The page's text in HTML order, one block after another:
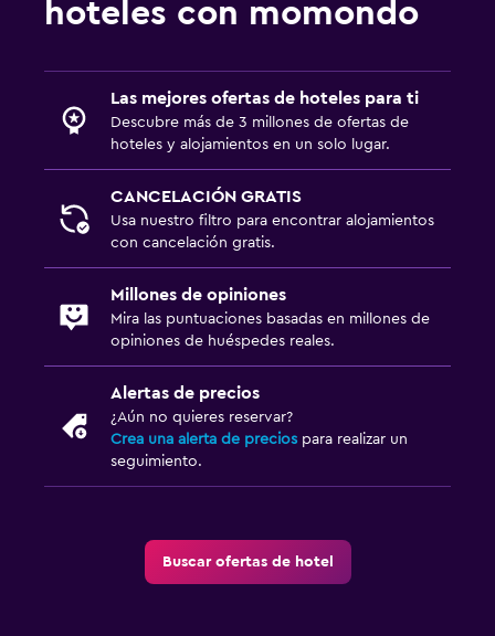
hoteles con momondo
Las mejores ofertas de hoteles para ti
Descubre más de 3 millones de ofertas de
hoteles y alojamientos en un solo lugar.
CANCELACIÓN GRATIS
Usa nuestro filtro para encontrar alojamientos
con cancelación gratis.
Millones de opiniones
Mira las puntuaciones basadas en millones de
opiniones de huéspedes reales.
Alertas de precios
¿Aún no quieres reservar?
Crea una alerta de precios para realizar un
seguimiento.
Buscar ofertas de hotel